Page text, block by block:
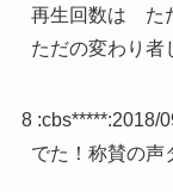
再生回数は た
ただの変わり
8 :cbs*****:2018/
でた！称賛の声